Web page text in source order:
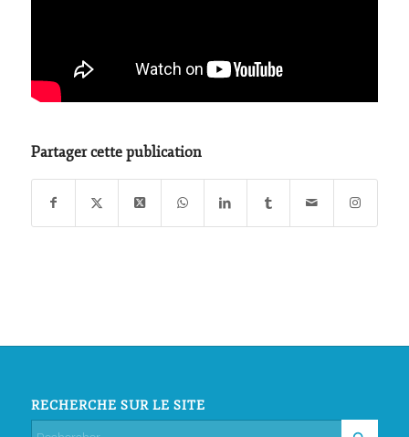
Partager cette publication
RECHERCHE SUR LE SITE